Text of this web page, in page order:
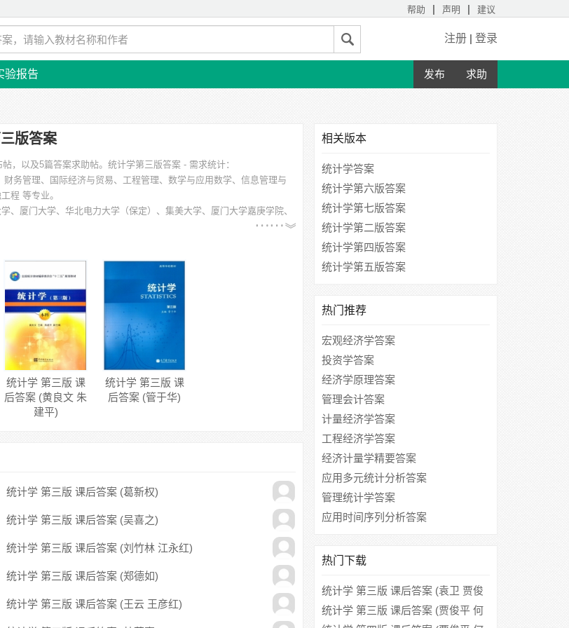
帮助 | 声明 | 建议
注册 | 登录
验报告 发布 求助
版答案
，以及5篇答案求助帖。 统计学第三版答案 - 需求统计：
财务管理、国际经济与贸易、工程管理、数学与应用数学、信息管理与
程 等专业。
、厦门大学、华北电力大学（保定）、集美大学、厦门大学嘉庚学院、
统计学 第三版 课
后答案 (黄良文 朱
建平)
统计学 第三版 课
后答案 (管于华)
统计学 第三版 课后答案 (葛新权)
统计学 第三版 课后答案 (吴喜之)
统计学 第三版 课后答案 (刘竹林 江永红)
统计学 第三版 课后答案 (郑德如)
统计学 第三版 课后答案 (王云 王彦红)
相关版本
统计学答案
统计学第六版答案
统计学第七版答案
统计学第二版答案
统计学第四版答案
统计学第五版答案
热门推荐
宏观经济学答案
投资学答案
经济学原理答案
管理会计答案
计量经济学答案
工程经济学答案
经济计量学精要答案
应用多元统计分析答案
管理统计学答案
应用时间序列分析答案
热门下载
统计学 第三版 课后答案 (袁卫 贾俊
平 庞皓)
统计学 第三版 课后答案 (贾俊平 何